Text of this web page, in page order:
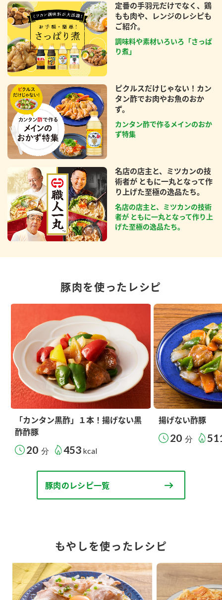
定番の手羽元だけでなく、鶏
もも肉や、レンジのレシピも
ご紹介。
調味料や素材いろいろ「さっぱ
り煮」
ピクルスだけじゃない！カン
タン酢でお肉やお魚のおか
ず。
カンタン酢で作るメインのおか
ず特集
名店の店主と、ミツカンの技
術者が ともに一丸となって作
り上げた至極の逸品たち。
名店の店主と、ミツカンの技術
者が ともに一丸となって作り上
げた至極の逸品たち。
豚肉を使ったレシピ
「カンタン黒酢」１本！揚げない黒
酢酢豚
20 分 453 kcal
揚げない酢豚
20 分
豚肉のレシピ一覧
もやしを使ったレシピ